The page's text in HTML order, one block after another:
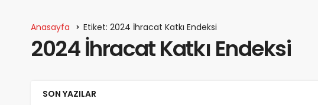
Anasayfa Etiket: 2024 İhracat Katkı Endeksi
2024 İhracat Katkı Endeksi
SON YAZILAR